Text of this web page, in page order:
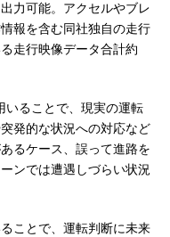
力可能。アクセルやブレ
報を含む同社独自の走行
走行映像データ合計約
ることで、現実の運転
発的な状況への対応など
るケース、誤って進路を
ンでは遭遇しづらい状況
ことで、運転判断に未来